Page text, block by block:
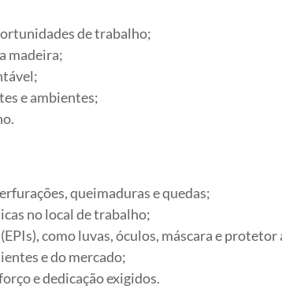
de trabalho;
madeira;
e ambientes;
queimaduras e quedas;
no local de trabalho;
como luvas, óculos, máscara e
e do mercado;
e dedicação exigidos.